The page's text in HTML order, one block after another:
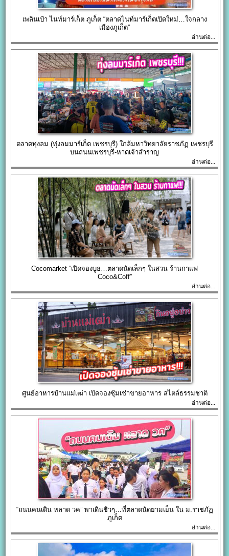
เพลินเป๋า ไนท์มาร์เก็ต ภูเก็ต “ตลาดไนท์มาร์เก็ตเปิดใหม่…ใจกลาง
เมืองภูเก็ต”
อ่านต่อ...
ตลาดทุ่งลม (ทุ่งลมมาร์เก็ต เพชรบุรี) ใกล้มหาวิทยาลัยราชภัฏ เพชรบุรี
บนถนนเพชรบุรี-หาดเจ้าสำราญ
อ่านต่อ...
Cocomarket “เปิดจองบูธ…ตลาดนัดเล็กๆ ในสวน ร้านกาแฟ
Coco&Coff”
อ่านต่อ...
ศูนย์อาหารบ้านแม่เฒ่า เปิดจองซุ้มเช่าขายอาหาร สไตล์ธรรมชาติ
อ่านต่อ...
“ถนนคนเดิน​ หลาด​ วค” พา​เดินชิวๆ…ที่ตลาดนัดยามเย็น ใน ม.ราชภัฏ​
ภูเก็ต
อ่านต่อ...